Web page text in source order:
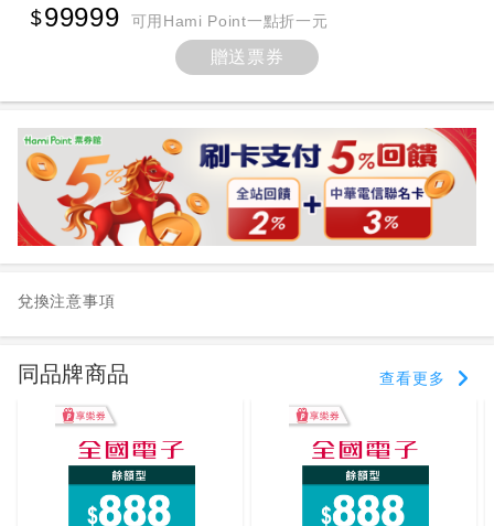
99999 可用Hami Point一點折一元
贈送票券
兌換注意事項
同品牌商品 查看更多